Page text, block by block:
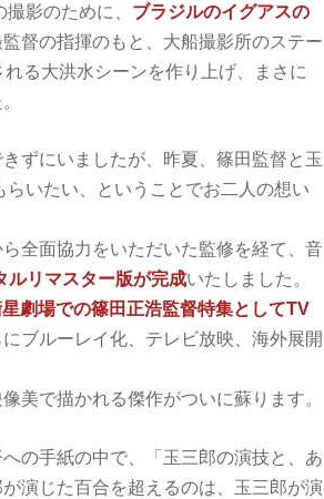
影のために、 ブラジルのイグアスの
督の指揮のもと、大船撮影所のステー
れる大洪水シーンを作り上げ、まさに
ずにいましたが、昨夏、篠田監督と玉
いたい、ということでお二人の想い
全面協力をいただいた監修を経て、音
ルリマスター版が完成いたしました。
劇場での篠田正浩監督特集としてTV
ブルーレイ化、テレビ放映、海外展開
美で描かれる傑作がついに蘇ります。
の手紙の中で、「玉三郎の演技と、あ
演じた百合を超えるのは、玉三郎が演